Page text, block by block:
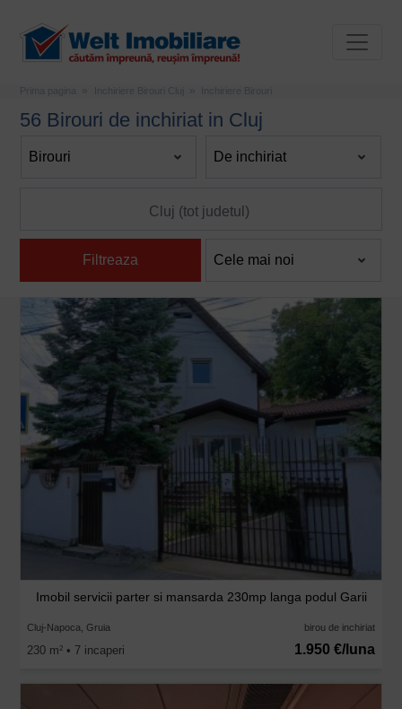
Prima pagina Inchiriere Birouri Cluj Inchiriere Birouri
56 Birouri de inchiriat in Cluj
Filtreaza
Imobil servicii parter si mansarda 230mp langa podul Garii
Cluj-Napoca, Gruia birou de inchiriat
230 m2 • 7 incaperi 1.950 €/luna